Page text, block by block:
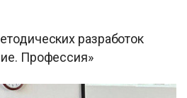
разработок
Профессия»